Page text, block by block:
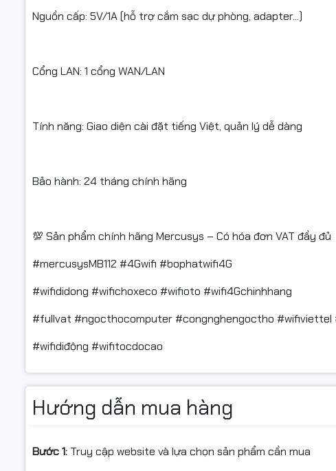
Nguồn cấp: 5V/1A (hỗ trợ cắm sạc dự phòng, adapter...)
Cổng LAN: 1 cổng WAN/LAN
Tính năng: Giao diện cài đặt tiếng Việt, quản lý dễ dàng
Bảo hành: 24 tháng chính hãng
💯 Sản phẩm chính hãng Mercusys – Có hóa đơn VAT đầy đủ
#mercusysMB112 #4Gwifi #bophatwifi4G
#wifididong #wifichoxeco #wifioto #wifi4Gchinhhang
#fullvat #ngocthocomputer #congnghengoctho #wifiviettel
#wifidiđộng #wifitocdocao
Hướng dẫn mua hàng
Bước 1: Truy cập website và lựa chọn sản phẩm cần mua